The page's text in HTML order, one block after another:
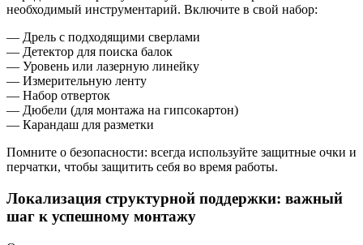
необходимый инструментарий. Включите в свой набор:
— Дрель с подходящими сверлами
— Детектор для поиска балок
— Уровень или лазерную линейку
— Измерительную ленту
— Набор отверток
— Дюбели (для монтажа на гипсокартон)
— Карандаш для разметки
Помните о безопасности: всегда используйте защитные очки и
перчатки, чтобы защитить себя во время работы.
Локализация структурной поддержки: важный
шаг к успешному монтажу